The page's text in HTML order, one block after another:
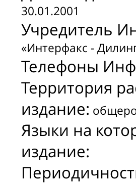
30.01.2001
Учредитель
«Интерфакс -
Телефоны
Территория
издание:
Языки на
издание: